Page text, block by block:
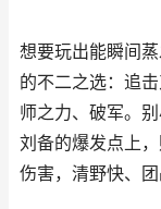
想要玩出能瞬间
的不二之选：追
师之力、破军。
刘备的爆发点上
伤害，清野快、